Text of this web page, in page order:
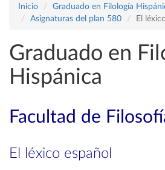
Inicio
Graduado en Filología
Asignaturas del plan 580
El
Graduado en
Hispánica
Facultad de
El léxico español